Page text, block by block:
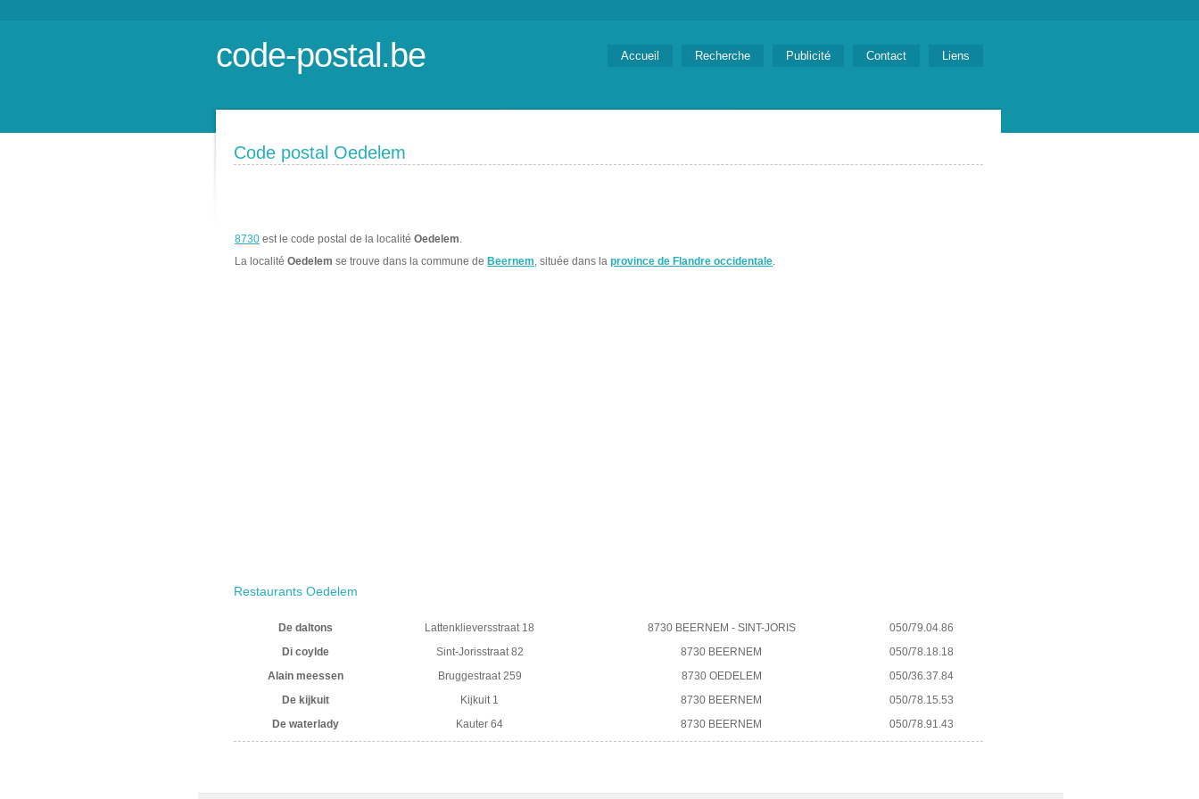
code-postal.be Accueil Recherche Publicité Contact Liens
Code postal Oedelem
8730 est le code postal de la localité Oedelem.
La localité Oedelem se trouve dans la commune de Beernem, située dans la province de Flandre occidentale.
Restaurants Oedelem
De daltons Lattenklieversstraat 18 8730 BEERNEM - SINT-JORIS
050/79.04.86
Di coylde
Sint-Jorisstraat 82 8730 BEERNEM
050/78.18.18
Alain meessen
Bruggestraat 259 8730 OEDELEM
050/36.37.84
De kijkuit
Kijkuit 1 8730 BEERNEM
050/78.15.53
De waterlady
Kauter 64 8730 BEERNEM 050/78.91.43